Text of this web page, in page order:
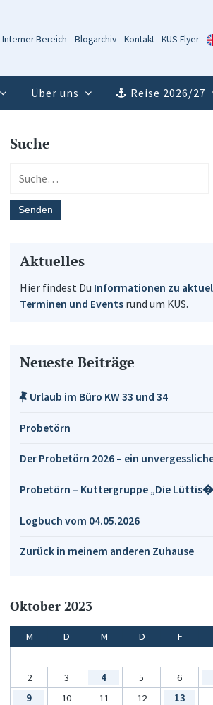
Interner Bereich Blogarchiv Kontakt KUS-Flyer
Über uns Reise 2026/27
Suche
Aktuelles
Hier findest Du Informationen zu
Terminen und Eventsrund um KUS.
Neueste Beiträge
Urlaub im Büro KW 33 und 34
Probetörn
Der Probetörn 2026 – ein
Probetörn – Kuttergruppe „Die
Logbuch vom 04.05.2026
Zurück in meinem anderen Zuhause
Oktober 2023
M D M D F
2
3 4 5 6
9
10 11 12 13